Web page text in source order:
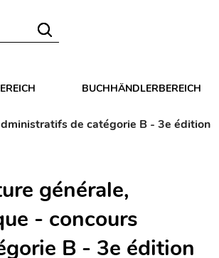
BUCHHÄNDLERBEREICH
de catégorie B - 3e édition
générale,
- concours
B - 3e édition